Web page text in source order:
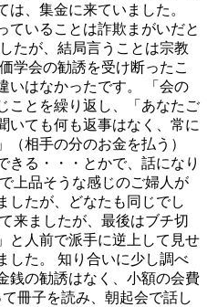
、集金に来ていました。
ていることは詐欺まがいだと
たが、結局言うことは宗教
学会の勧誘を受け断ったこ
いはなかったです。 「会の
ことを繰り返し、「あなたご
いても何も返事はなく、常に
（相手の分のお金を払う）
きる・・・とかで、話になり
上品そうな感じのご婦人が
したが、どなたも同じでし
来ましたが、最後はブチ切
と人前で派手に逆上して見せ
した。 知り合いに少し調べ
銭の勧誘はなく、小額の会費
冊子を読み、朝起会で話し